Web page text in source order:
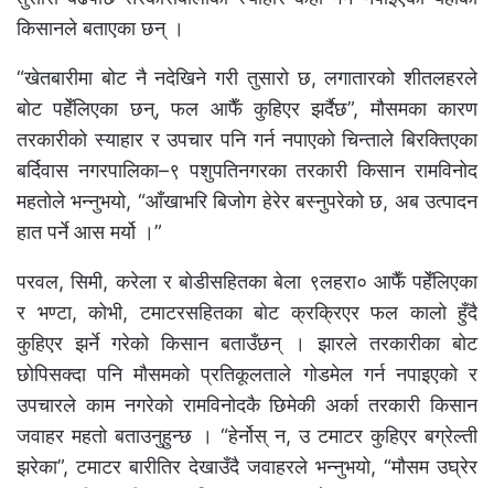
किसानले बताएका छन् ।
“खेतबारीमा बोट नै नदेखिने गरी तुसारो छ, लगातारको शीतलहरले
बोट पहेँलिएका छन्, फल आफैँ कुहिएर झर्दैछ”, मौसमका कारण
तरकारीको स्याहार र उपचार पनि गर्न नपाएको चिन्ताले बिरक्तिएका
बर्दिवास नगरपालिका–९ पशुपतिनगरका तरकारी किसान रामविनोद
महतोले भन्नुभयो, “आँखाभरि बिजोग हेरेर बस्नुपरेको छ, अब उत्पादन
हात पर्ने आस मर्यो ।”
परवल, सिमी, करेला र बोडीसहितका बेला ९लहरा० आफैँ पहेँलिएका
र भण्टा, कोभी, टमाटरसहितका बोट क्रक्रिएर फल कालो हुँदै
कुहिएर झर्ने गरेको किसान बताउँछन् । झारले तरकारीका बोट
छोपिसक्दा पनि मौसमको प्रतिकूलताले गोडमेल गर्न नपाइएको र
उपचारले काम नगरेको रामविनोदकै छिमेकी अर्का तरकारी किसान
जवाहर महतो बताउनुहुन्छ । “हेर्नोस् न, उ टमाटर कुहिएर बग्रेल्ती
झरेका”, टमाटर बारीतिर देखाउँदै जवाहरले भन्नुभयो, “मौसम उघ्रेर